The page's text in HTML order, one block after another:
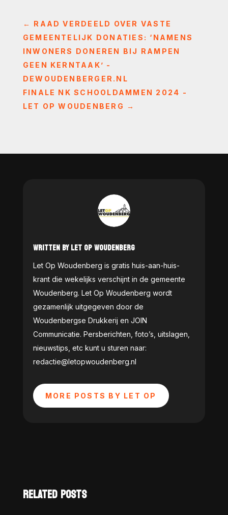
← RAAD VERDEELD OVER VASTE
GEMEENTELIJK DONATIES: ‘NAMENS
INWONERS DONEREN BIJ RAMPEN
GEEN KERNTAAK’ -
DEWOUDENBERGER.NL
FINALE NK SCHOOLDAMMEN 2024 -
LET OP WOUDENBERG →
WRITTEN BY LET OP WOUDENBERG
Let Op Woudenberg is gratis huis-aan-huis-
krant die wekelijks verschijnt in de gemeente
Woudenberg. Let Op Woudenberg wordt
gezamenlijk uitgegeven door de
Woudenbergse Drukkerij en JOIN
Communicatie. Persberichten, foto’s, uitslagen,
nieuwstips, etc kunt u sturen naar:
redactie@letopwoudenberg.nl
MORE POSTS BY LET OP
RELATED POSTS